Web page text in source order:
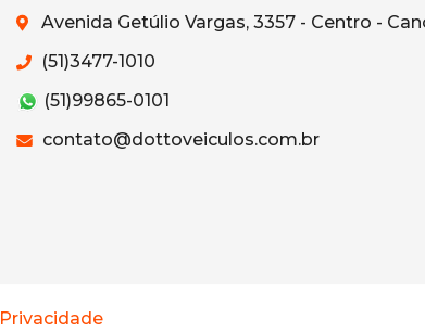
Avenida Getúlio Vargas, 3357 - Centro -
(51)3477-1010
(51)99865-0101
contato@dottoveiculos.com.br
Privacidade